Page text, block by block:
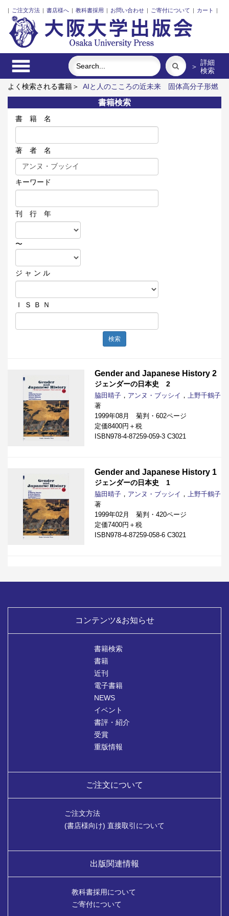
| ご注文方法 | 書店様へ | 教科書採用 | お問い合わせ | ご寄付について | カート |
＞ 詳細
検索
よく検索される書籍＞
AIと人のこころの近未来
固体高分子形燃
料電池要素材料・水素貯蔵材料の知的設計
三人の藤野先生、そ
の生涯と交流
リスク意思決定論
レーザーとプラズマと粒子ビ
ーム
街に拓く大学
書籍検索
書 籍 名
著 者 名
キーワード
刊 行 年
〜
ジ ャ ン ル
Ｉ Ｓ Ｂ Ｎ
検索
Gender and Japanese History 2
ジェンダーの日本史 2
脇田晴子 ， アンヌ・ブッシイ ，
上野千鶴子
著
1999年08月 菊判・602ページ
定価8400円＋税
ISBN978-4-87259-059-3 C3021
Gender and Japanese History 1
ジェンダーの日本史 1
脇田晴子 ， アンヌ・ブッシイ ，
上野千鶴子
著
1999年02月 菊判・420ページ
定価7400円＋税
ISBN978-4-87259-058-6 C3021
コンテンツ&お知らせ
書籍検索
書籍
近刊
電子書籍
NEWS
イベント
書評・紹介
受賞
重版情報
ご注文について
ご注文方法
(書店様向け) 直接取引について
出版関連情報
教科書採用について
ご寄付について